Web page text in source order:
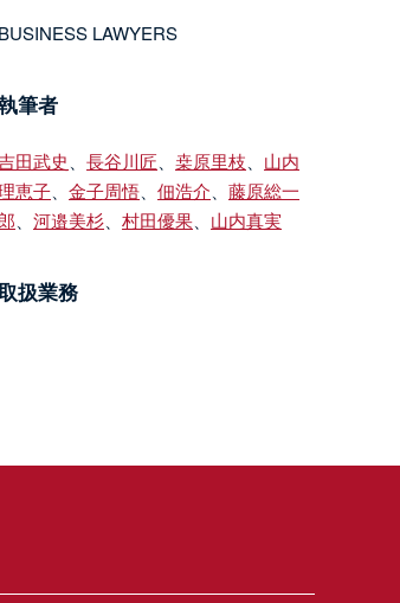
BUSINESS LAWYERS
筆者
田武史 、長谷川匠 、桒原里枝
山内
恵子 、金子周悟 、佃浩介 、藤原総一
郎 、河邉美杉 、村田優果 山内真実
扱業務